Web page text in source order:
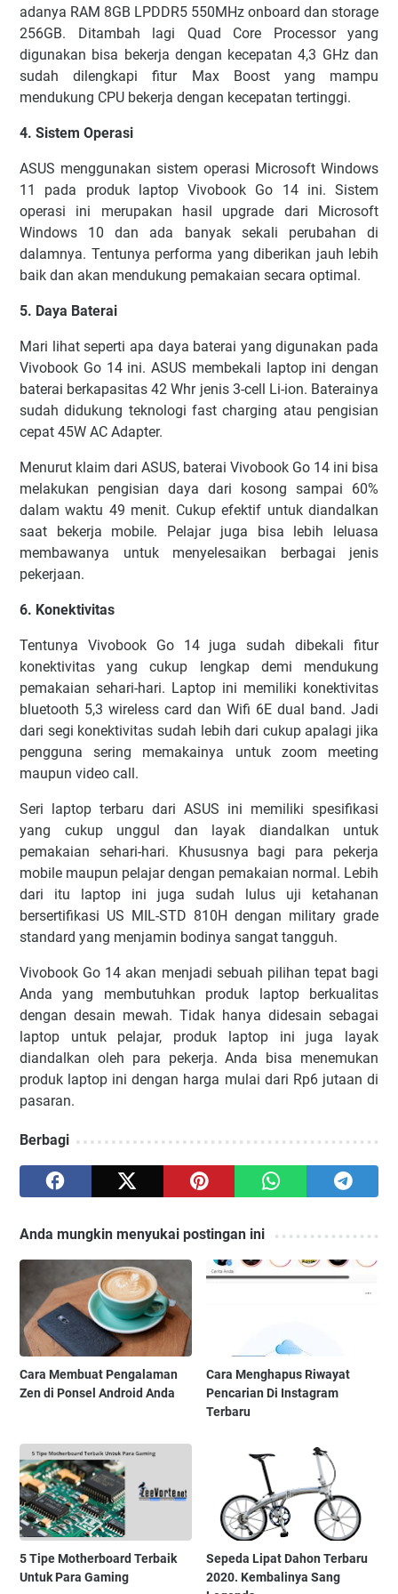
adanya RAM 8GB LPDDR5 550MHz onboard dan storage
256GB. Ditambah lagi Quad Core Processor yang
digunakan bisa bekerja dengan kecepatan 4,3 GHz dan
sudah dilengkapi fitur Max Boost yang mampu
mendukung CPU bekerja dengan kecepatan tertinggi.
4. Sistem Operasi
ASUS menggunakan sistem operasi Microsoft Windows
11 pada produk laptop Vivobook Go 14 ini. Sistem
operasi ini merupakan hasil upgrade dari Microsoft
Windows 10 dan ada banyak sekali perubahan di
dalamnya. Tentunya performa yang diberikan jauh lebih
baik dan akan mendukung pemakaian secara optimal.
5. Daya Baterai
Mari lihat seperti apa daya baterai yang digunakan pada
Vivobook Go 14 ini. ASUS membekali laptop ini dengan
baterai berkapasitas 42 Whr jenis 3-cell Li-ion. Baterainya
sudah didukung teknologi fast charging atau pengisian
cepat 45W AC Adapter.
Menurut klaim dari ASUS, baterai Vivobook Go 14 ini bisa
melakukan pengisian daya dari kosong sampai 60%
dalam waktu 49 menit. Cukup efektif untuk diandalkan
saat bekerja mobile. Pelajar juga bisa lebih leluasa
membawanya untuk menyelesaikan berbagai jenis
pekerjaan.
6. Konektivitas
Tentunya Vivobook Go 14 juga sudah dibekali fitur
konektivitas yang cukup lengkap demi mendukung
pemakaian sehari-hari. Laptop ini memiliki konektivitas
bluetooth 5,3 wireless card dan Wifi 6E dual band. Jadi
dari segi konektivitas sudah lebih dari cukup apalagi jika
pengguna sering memakainya untuk zoom meeting
maupun video call.
Seri laptop terbaru dari ASUS ini memiliki spesifikasi
yang cukup unggul dan layak diandalkan untuk
pemakaian sehari-hari. Khususnya bagi para pekerja
mobile maupun pelajar dengan pemakaian normal. Lebih
dari itu laptop ini juga sudah lulus uji ketahanan
bersertifikasi US MIL-STD 810H dengan military grade
standard yang menjamin bodinya sangat tangguh.
Vivobook Go 14 akan menjadi sebuah pilihan tepat bagi
Anda yang membutuhkan produk laptop berkualitas
dengan desain mewah. Tidak hanya didesain sebagai
laptop untuk pelajar, produk laptop ini juga layak
diandalkan oleh para pekerja. Anda bisa menemukan
produk laptop ini dengan harga mulai dari Rp6 jutaan di
pasaran.
Berbagi
Anda mungkin menyukai postingan ini
Cara Membuat Pengalaman
Zen di Ponsel Android Anda
Cara Menghapus Riwayat
Pencarian Di Instagram
Terbaru
5 Tipe Motherboard Terbaik
Untuk Para Gaming
Sepeda Lipat Dahon Terbaru
2020. Kembalinya Sang